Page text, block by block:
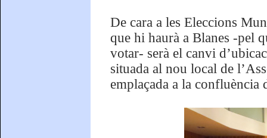
De cara a les Eleccions
que hi haurà a Blanes -pel
votar- serà el canvi
situada al nou local de
emplaçada a la confluència